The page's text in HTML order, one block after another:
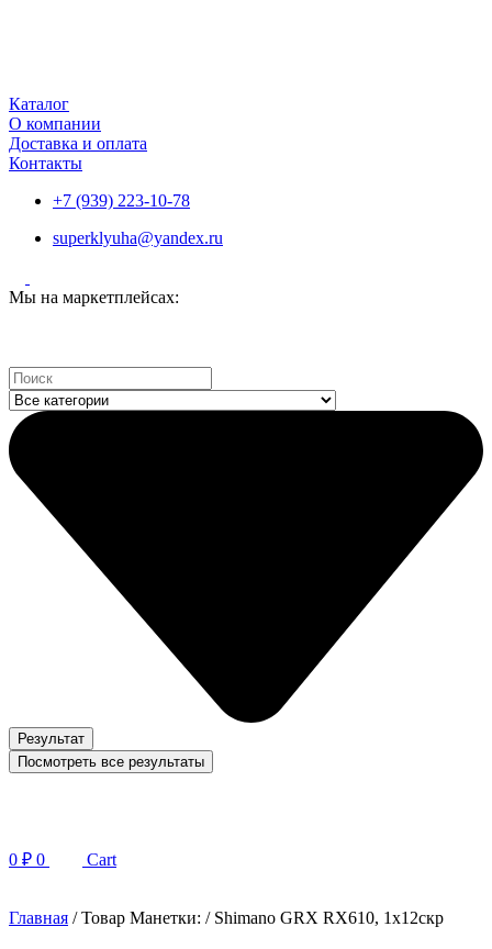
Каталог
О компании
Доставка и оплата
Контакты
+7 (939) 223-10-78
superklyuha@yandex.ru
Мы на маркетплейсах:
Search
...
Результат
Посмотреть все результаты
0 ₽ 0 Cart
Главная / Товар Манетки: / Shimano GRX RX610, 1x12скр